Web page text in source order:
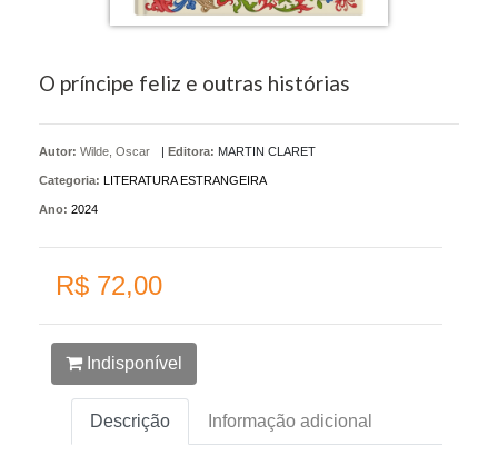
O príncipe feliz e outras histórias
Autor: Wilde, Oscar Editora: MARTIN CLARET
Categoria: LITERATURA ESTRANGEIRA
Ano: 2024
R$ 72,00
Indisponível
Descrição Informação adicional